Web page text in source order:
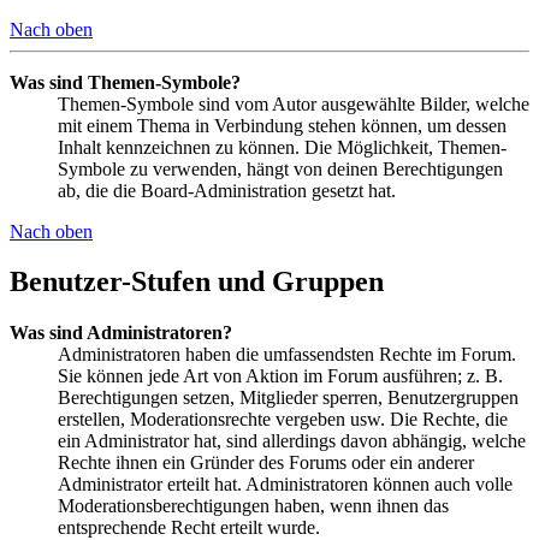
Nach oben
Was sind Themen-Symbole?
Themen-Symbole sind vom Autor ausgewählte Bilder, welche
mit einem Thema in Verbindung stehen können, um dessen
Inhalt kennzeichnen zu können. Die Möglichkeit, Themen-
Symbole zu verwenden, hängt von deinen Berechtigungen
ab, die die Board-Administration gesetzt hat.
Nach oben
Benutzer-Stufen und Gruppen
Was sind Administratoren?
Administratoren haben die umfassendsten Rechte im Forum.
Sie können jede Art von Aktion im Forum ausführen; z. B.
Berechtigungen setzen, Mitglieder sperren, Benutzergruppen
erstellen, Moderationsrechte vergeben usw. Die Rechte, die
ein Administrator hat, sind allerdings davon abhängig, welche
Rechte ihnen ein Gründer des Forums oder ein anderer
Administrator erteilt hat. Administratoren können auch volle
Moderationsberechtigungen haben, wenn ihnen das
entsprechende Recht erteilt wurde.